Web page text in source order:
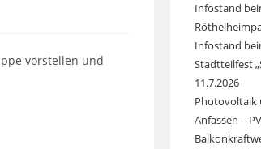
vorstellen und
Infostand
Infostand
Stadtteilfest
11.7.2026
Photovoltaik
Anfassen –